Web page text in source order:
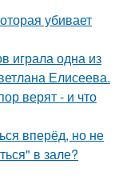
убивает
играла одна из
Елисеева.
верят - и что
вперёд, но не
в зале?